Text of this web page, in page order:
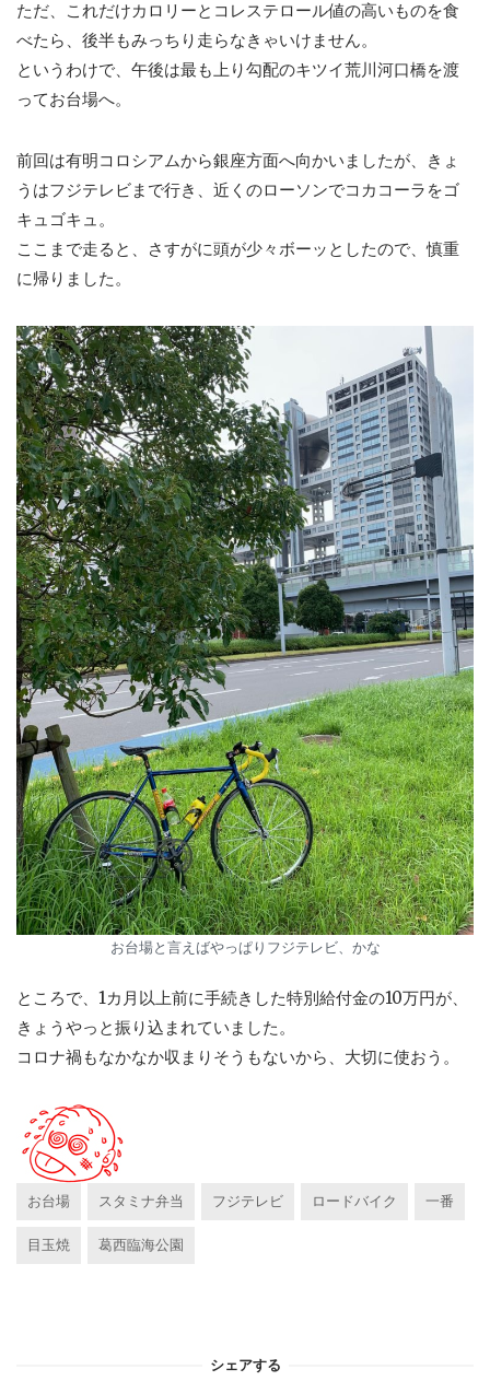
ただ、これだけカロリーとコレステロール値の高いものを食
べたら、後半もみっちり走らなきゃいけません。
というわけで、午後は最も上り勾配のキツイ荒川河口橋を渡
ってお台場へ。
前回は有明コロシアムから銀座方面へ向かいましたが、きょ
うはフジテレビまで行き、近くのローソンでコカコーラをゴ
キュゴキュ。
ここまで走ると、さすがに頭が少々ボーッとしたので、慎重
に帰りました。
お台場と言えばやっぱりフジテレビ、かな
ところで、1カ月以上前に手続きした特別給付金の10万円が、
きょうやっと振り込まれていました。
コロナ禍もなかなか収まりそうもないから、大切に使おう。
お台場 スタミナ弁当 フジテレビ ロードバイク 一番
目玉焼 葛西臨海公園
シェアする